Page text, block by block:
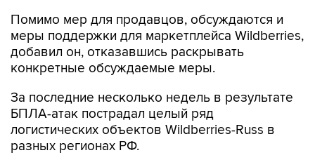
Помимо мер для продавцов, обсуждаются и
меры поддержки для маркетплейса Wildberries,
добавил он, отказавшись раскрывать
конкретные обсуждаемые меры.
За последние несколько недель в результате
БПЛА-атак пострадал целый ряд
логистических объектов Wildberries-Russ в
разных регионах РФ.